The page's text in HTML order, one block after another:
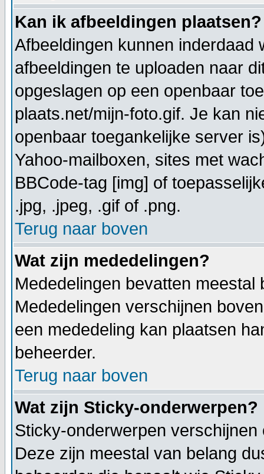
Kan ik afbeeldingen plaatsen?
Afbeeldingen kunnen inderdaad
afbeeldingen te uploaden naar
opgeslagen op een openbaar
plaats.net/mijn-foto.gif. Je kan
openbaar toegankelijke server
Yahoo-mailboxen, sites met
BBCode-tag [img] of
.jpg, .jpeg, .gif of .png.
Terug naar boven
Wat zijn mededelingen?
Mededelingen bevatten
Mededelingen verschijnen
een mededeling kan plaatsen
beheerder.
Terug naar boven
Wat zijn Sticky-onderwerpen?
Sticky-onderwerpen
Deze zijn meestal van belang